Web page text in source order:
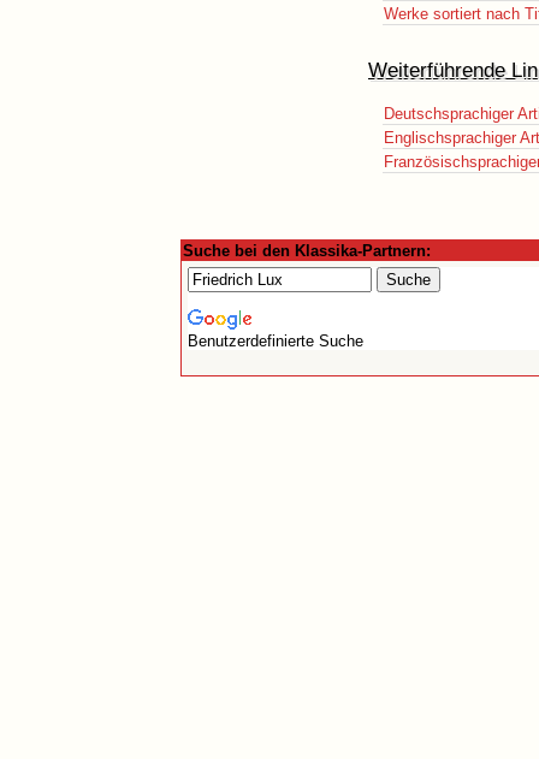
Werke sortiert nach
Weiterführende
Deutschsprachiger
Englischsprachiger
Suche bei den Klassika-Partnern:
Benutzerdefinierte Suche